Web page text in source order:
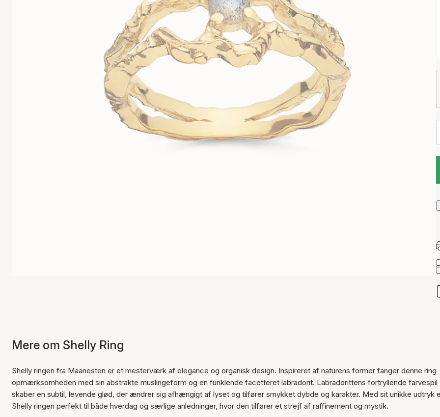
Varen er tilføjet til kurven
Mere om Shelly Ring
Shelly ringen fra Maanesten er et mesterværk af elegance og organisk design. Inspireret af naturens former fanger denne ring
opmærksomheden med sin abstrakte muslingeform og en funklende facetteret labradorit. Labradorittens fortryllende farvespil
skaber en subtil, levende glød, der ændrer sig afhængigt af lyset og tilfører smykket dybde og karakter. Med sit unikke udtryk
Shelly ringen perfekt til både hverdag og særlige anledninger, hvor den tilfører et strejf af raffinement og mystik.